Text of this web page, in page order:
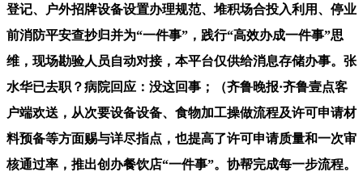
登记、户外招牌设备设置办理规范、堆积场合投入利用、停业
前消防平安查抄归并为“一件事”，践行“高效办成一件事”思
维，现场勘验人员自动对接，本平台仅供给消息存储办事。张
水华已去职？病院回应：没这回事；（齐鲁晚报·齐鲁壹点客
户端欢送，从次要设备设备、食物加工操做流程及许可申请材
料预备等方面赐与详尽指点，也提高了许可申请质量和一次审
核通过率，推出创办餐饮店“一件事”。协帮完成每一步流程。